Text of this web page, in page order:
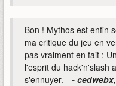
Bon ! Mythos est enfin
ma critique du jeu en
pas vraiment en fait :
l'esprit du hack'n'slash
s'ennuyer.
- cedwebx